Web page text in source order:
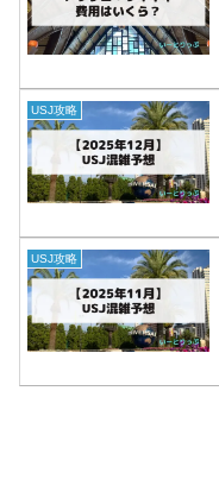
USJ攻略
USJ攻略